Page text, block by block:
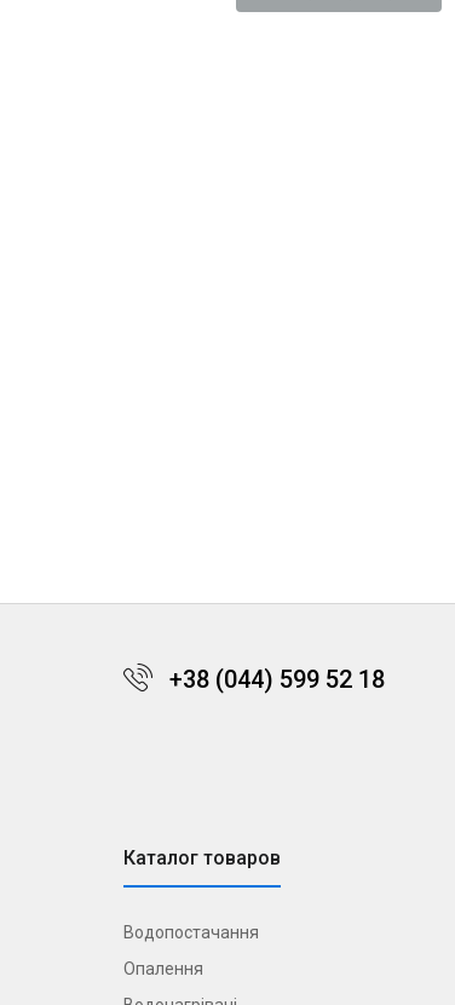
+38 (044) 599 52 18
Каталог товаров
Водопостачання
Опалення